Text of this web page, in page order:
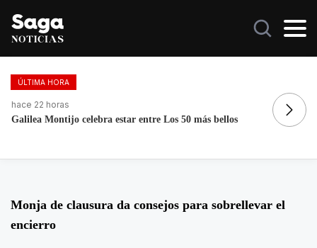
ÚLTIMA HORA
hace 22 horas
Galilea Montijo celebra estar entre Los 50 más bellos
Monja de clausura da consejos para sobrellevar el
encierro